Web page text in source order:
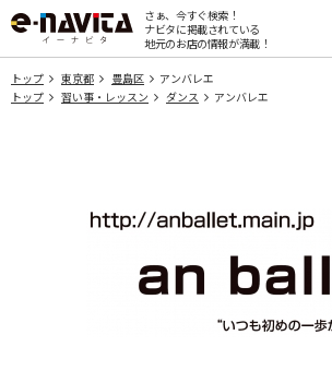
さぁ、今すぐ検索！
ナビタに掲載されている
地元のお店の情報が満載！
トップ 東京都 豊島区
アンバレエ
トップ
習い事・レッスン ダンス アンバレエ